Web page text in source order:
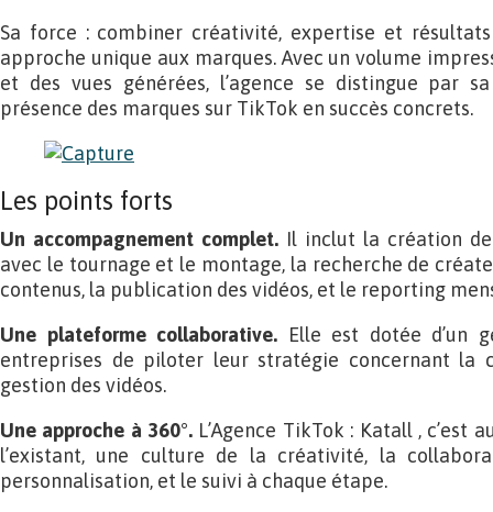
Sa force : combiner créativité, expertise et
approche unique aux marques. Avec un volume
et des vues générées, l’agence se distingue par
présence des marques sur TikTok en succès concrets.
Les points forts
Un accompagnement complet. Il inclut la création
avec le tournage et le montage, la recherche de
contenus, la publication des vidéos, et le reporting
Une plateforme collaborative. Elle est dotée d’un
entreprises de piloter leur stratégie concernant la
gestion des vidéos.
Une approche à 360°. L’Agence TikTok : Katall , c’est
l’existant, une culture de la créativité, la
personnalisation, et le suivi à chaque étape.